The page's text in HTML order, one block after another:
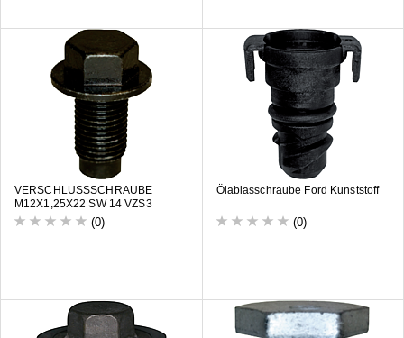
VERSCHLUSSSCHRAUBE
M12X1,25X22 SW 14 VZS3
(0)
Ölablasschraube Ford Kunststoff
(0)